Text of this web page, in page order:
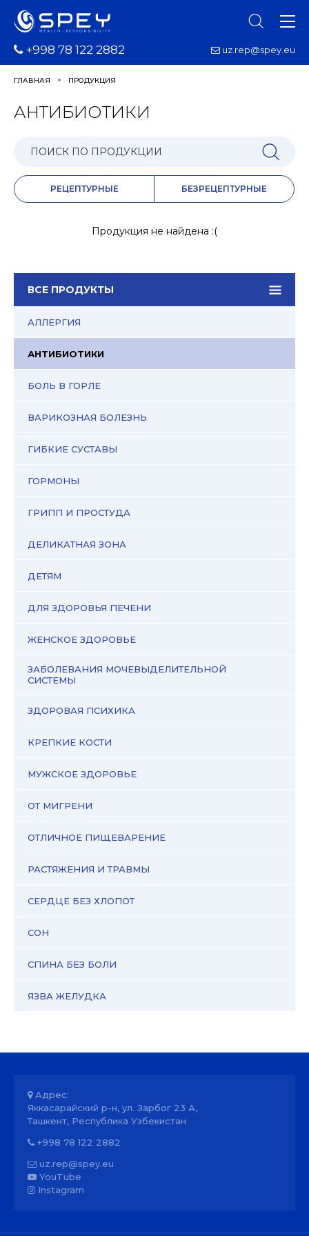
+998 78 122 2882 uz.rep@spey.eu
ГЛАВНАЯ ПРОДУКЦИЯ
АНТИБИОТИКИ
РЕЦЕПТУРНЫЕ БЕЗРЕЦЕПТУРНЫЕ
ВСЕ ПРОДУКТЫ
АЛЛЕРГИЯ
АНТИБИОТИКИ
БОЛЬ В ГОРЛЕ
ВАРИКОЗНАЯ БОЛЕЗНЬ
ГИБКИЕ СУСТАВЫ
ГОРМОНЫ
ГРИПП И ПРОСТУДА
ДЕЛИКАТНАЯ ЗОНА
ДЕТЯМ
ДЛЯ ЗДОРОВЬЯ ПЕЧЕНИ
ЖЕНСКОЕ ЗДОРОВЬЕ
ЗАБОЛЕВАНИЯ МОЧЕВЫДЕЛИТЕЛЬНОЙ
СИСТЕМЫ
ЗДОРОВАЯ ПСИХИКА
КРЕПКИЕ КОСТИ
МУЖСКОЕ ЗДОРОВЬЕ
ОТ МИГРЕНИ
ОТЛИЧНОЕ ПИЩЕВАРЕНИЕ
РАСТЯЖЕНИЯ И ТРАВМЫ
СЕРДЦЕ БЕЗ ХЛОПОТ
СОН
СПИНА БЕЗ БОЛИ
ЯЗВА ЖЕЛУДКА
Продукция не найдена :(
Адрес:
Яккасарайский р-н, ул. Зарбог 23 А,
Ташкент, Республика Узбекистан
+998 78 122 2882
uz.rep@spey.eu
YouTube
Instagram